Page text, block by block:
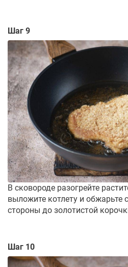
Шаг 9
В сковороде разогрейте
выложите котлету и обжарьте
стороны до золотистой
Шаг 10